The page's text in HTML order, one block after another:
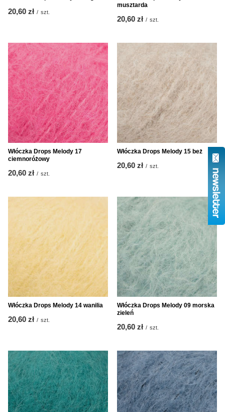
20,60 zł / szt.
musztarda
20,60 zł / szt.
Włóczka Drops Melody 17
ciemnoróżowy
20,60 zł / szt.
Włóczka Drops Melody 15 beż
20,60 zł / szt.
Włóczka Drops Melody 14 wanilia
20,60 zł / szt.
Włóczka Drops Melody 09 morska
zieleń
20,60 zł / szt.